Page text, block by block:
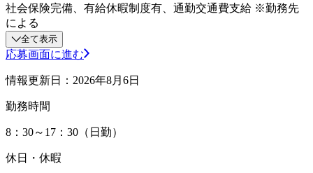
社会保険完備、有給休暇制度有、通勤交通費支給 ※勤務先
による
全て表示
応募画面に進む
情報更新日：2026年8月6日
勤務時間
8：30～17：30（日勤）
休日・休暇